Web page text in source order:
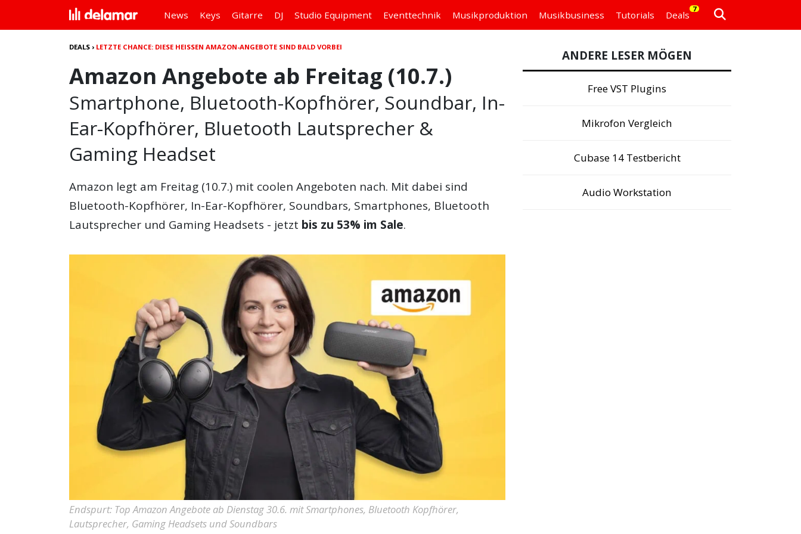
News Keys Gitarre DJ Studio Equipment Eventtechnik Musikproduktion Musikbusiness Tutorials Deals
7
DEALS › LETZTE CHANCE: DIESE HEISSEN AMAZON-ANGEBOTE SIND BALD VORBEI
Amazon Angebote ab Freitag (10.7.)
Smartphone, Bluetooth-Kopfhörer, Soundbar, In-
Ear-Kopfhörer, Bluetooth Lautsprecher &
Gaming Headset
Amazon legt am Freitag (10.7.) mit coolen Angeboten nach. Mit dabei sind
Bluetooth-Kopfhörer, In-Ear-Kopfhörer, Soundbars, Smartphones, Bluetooth
Lautsprecher und Gaming Headsets - jetzt bis zu 53% im Sale.
Endspurt: Top Amazon Angebote ab Dienstag 30.6. mit Smartphones, Bluetooth Kopfhörer,
Lautsprecher, Gaming Headsets und Soundbars
ANDERE LESER MÖGEN
Free VST Plugins
Mikrofon Vergleich
Cubase 14 Testbericht
Audio Workstation